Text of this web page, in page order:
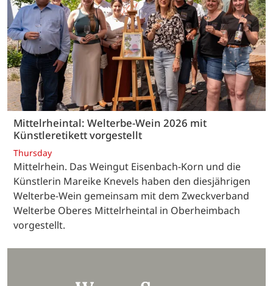
Mittelrheintal: Welterbe-Wein 2026 mit
Künstleretikett vorgestellt
Thursday
Mittelrhein. Das Weingut Eisenbach-Korn und die
Künstlerin Mareike Knevels haben den diesjährigen
Welterbe-Wein gemeinsam mit dem Zweckverband
Welterbe Oberes Mittelrheintal in Oberheimbach
vorgestellt.